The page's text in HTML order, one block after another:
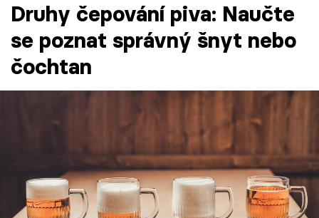
Témata
TV Program
Druhy čepování piva: Naučte
se poznat správný šnyt nebo
čochtan